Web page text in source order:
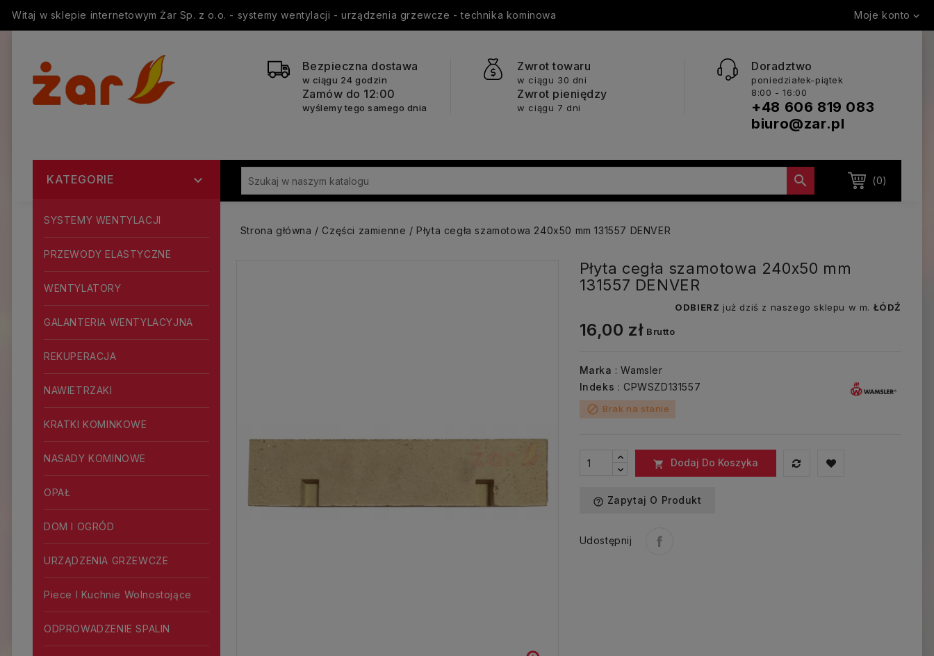
Witaj w sklepie internetowym Żar Sp. z o.o. - systemy wentylacji - urządzenia grzewcze - technika kominowa Moje konto 
Bezpieczna dostawa
w ciągu 24 godzin
Zamów do 12:00
wyślemy tego samego dnia
Zwrot towaru
w ciągu 30 dni
Zwrot pieniędzy
w ciągu 7 dni
Doradztwo
poniedziałek-piątek
8:00 - 16:00
+48 606 819 083
biuro@zar.pl
(0)

KATEGORIE 
SYSTEMY WENTYLACJI
PRZEWODY ELASTYCZNE
WENTYLATORY
GALANTERIA WENTYLACYJNA
REKUPERACJA
NAWIETRZAKI
KRATKI KOMINKOWE
NASADY KOMINOWE
OPAŁ
DOM I OGRÓD
URZĄDZENIA GRZEWCZE
Piece I Kuchnie Wolnostojące
ODPROWADZENIE SPALIN
Strona główna Części zamienne Płyta cegła szamotowa 240x50 mm 131557 DENVER
Płyta cegła szamotowa 240x50 mm
131557 DENVER
ODBIERZ już dziś z naszego sklepu w m. ŁÓDŹ
16,00 zł Brutto
Marka : Wamsler
Indeks : CPWSZD131557
block Brak na stanie
 Dodaj Do Koszyka
help_outline Zapytaj O Produkt
Udostępnij